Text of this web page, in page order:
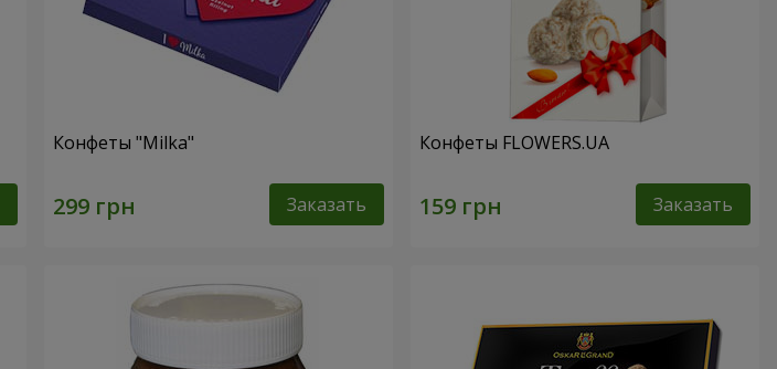
Конфеты "Milka"
Заказать
Конфеты FLOWERS.UA
Заказать